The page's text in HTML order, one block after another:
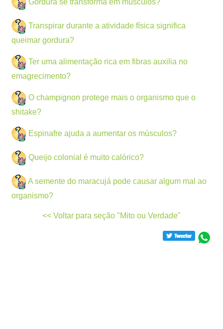
Transpirar durante a atividade física significa
queimar gordura?
Ter uma alimentação rica em fibras auxilia no
emagrecimento?
O champignon protege mais o organismo que o
shitake?
Espinafre ajuda a aumentar os músculos?
Queijo colonial é muito calórico?
A semente do maracujá pode causar algum mal ao
organismo?
<< Voltar para seção "Mito ou Verdade"